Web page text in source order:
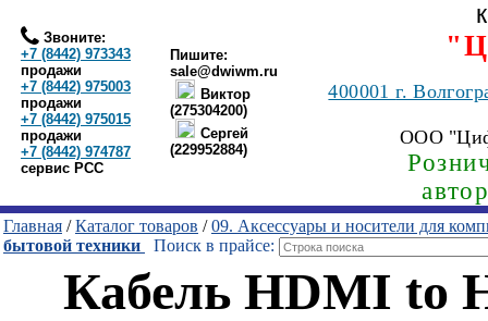
Звоните:
+7 (8442) 973343
продажи
+7 (8442) 975003
продажи
+7 (8442) 975015
продажи
+7 (8442) 974787
сервис РСС
Пишите:
sale@dwiwm.ru
Виктор
(275304200)
Сергей
(229952884)
400001г.
ООО
Главная /Каталог товаров /09. Аксессуары и носители для
бытовой техники
Поиск в прайсе:
Кабель HDMI to